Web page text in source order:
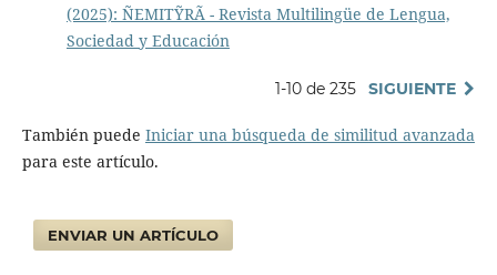
(2025): ÑEMITỸRÃ - Revista Multilingüe de Lengua,
Sociedad y Educación
1-10 de 235 SIGUIENTE
También puede Iniciar una búsqueda de similitud avanzada
para este artículo.
ENVIAR UN ARTÍCULO